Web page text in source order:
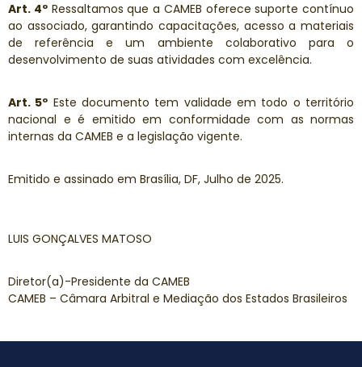
Art. 4ºRessaltamos que a CAMEB oferece suporte contínuo
ao associado, garantindo capacitações, acesso a materiais
de referência e um ambiente colaborativo para o
desenvolvimento de suas atividades com excelência.
Art. 5º Este documento tem validade em todo o território
nacional e é emitido em conformidade com as normas
internas da CAMEB e a legislação vigente.
Emitido e assinado em Brasília, DF, Julho de 2025.
LUIS GONÇALVES MATOSO
Diretor(a)-Presidente da CAMEB
CAMEB – Câmara Arbitral e Mediação dos Estados Brasileiros